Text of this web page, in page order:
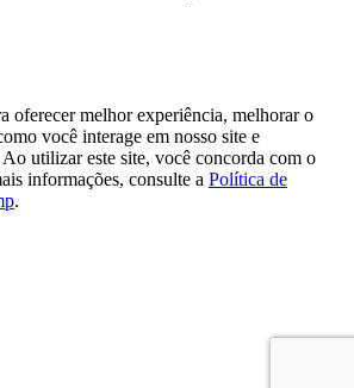
oferecer melhor experiência, melhorar o
você interage em nosso site e
utilizar este site, você concorda com o
informações, consulte a Política de
.